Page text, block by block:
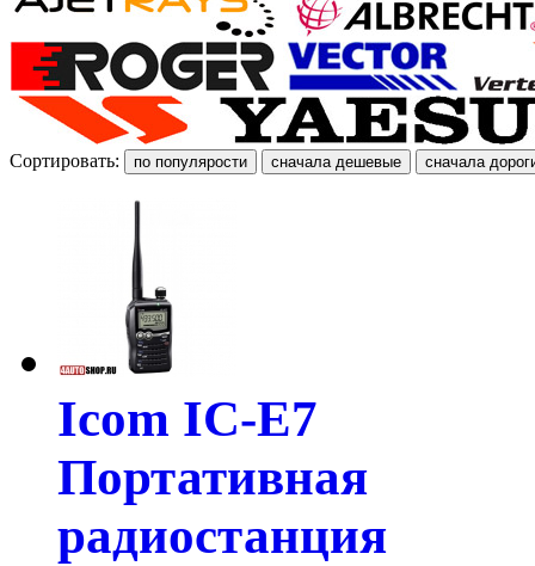
Сортировать:
Icom IC-E7
Портативная
радиостанция